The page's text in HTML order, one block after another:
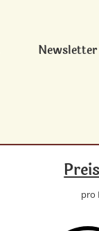
Newsletter
pro